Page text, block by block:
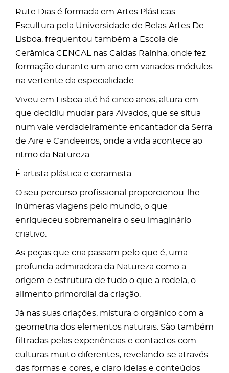
Rute Dias é formada em Artes Plásticas –
Escultura pela Universidade de Belas Artes De
Lisboa, frequentou também a Escola de
Cerâmica CENCAL nas Caldas Raínha, onde fez
formação durante um ano em variados módulos
na vertente da especialidade.
Viveu em Lisboa até há cinco anos, altura em
que decidiu mudar para Alvados, que se situa
num vale verdadeiramente encantador da Serra
de Aire e Candeeiros, onde a vida acontece ao
ritmo da Natureza.
É artista plástica e ceramista.
O seu percurso profissional proporcionou-lhe
inúmeras viagens pelo mundo, o que
enriqueceu sobremaneira o seu imaginário
criativo.
As peças que cria passam pelo que é, uma
profunda admiradora da Natureza como a
origem e estrutura de tudo o que a rodeia, o
alimento primordial da criação.
Já nas suas criações, mistura o orgânico com a
geometria dos elementos naturais. São também
filtradas pelas experiências e contactos com
culturas muito diferentes, revelando-se através
das formas e cores, e claro ideias e conteúdos